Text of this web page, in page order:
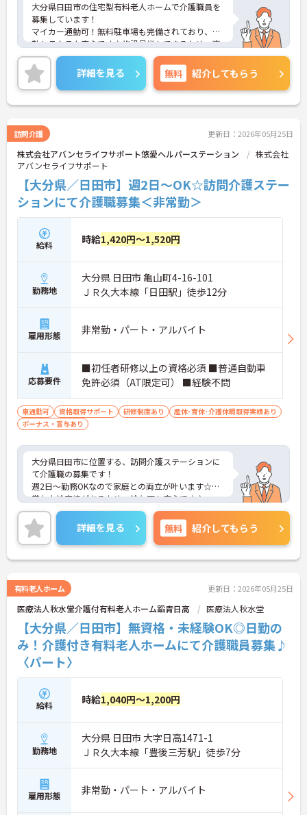
大分県日田市の住宅型有料老人ホームで介護職員を
募集しています！
マイカー通勤可！無料駐車場も完備されており、通
勤もラクラク安心です♪施設見学もできるため、事
前に職場の雰囲気を知ることができます◎昇給・賞
与があり、頑張りを評価してくれるので仕事のモチ
ベーションにもつながります！
ご興味のある方は、面接のポイントをお伝えします
のでお気軽にご連絡ください！
詳細を見る 無料 紹介してもらう
訪問介護 更新日：2026年05月25日
株式会社アバンセライフサポート悠愛ヘルパーステーション
株式会社
アバンセライフサポート
【大分県／日田市】週2日～OK☆訪問介護ステー
ションにて介護職募集＜非常勤＞
給料 時給1,420円～1,520円
勤務地
大分県 日田市 亀山町4-16-101
ＪＲ久大本線「日田駅」徒歩12分
雇用形態 非常勤・パート・アルバイト
応募要件
■初任者研修以上の資格必須 ■普通自動車
免許必須（AT限定可） ■経験不問
車通勤可 資格取得サポート 研修制度あり
産休･育休･介護休暇取得実績あり
ボーナス・賞与あり
大分県日田市に位置する、訪問介護ステーションに
て介護職の募集です！
週2日～勤務OKなので家庭との両立が叶います☆
賞与支給実績があるため、給与面も安心です♪
また、マイカー通勤可能で無料駐車場もあるので通
勤らくらくです◎
ご興味のある方には、面接対策ポイントなど、さら
に詳細をご案内しますのでお気軽にご相談くださ
い！
詳細を見る 無料 紹介してもらう
有料老人ホーム 更新日：2026年05月25日
医療法人秋水堂介護付有料老人ホーム蹈青日高 医療法人秋水堂
【大分県／日田市】無資格・未経験OK◎日勤の
み！介護付き有料老人ホームにて介護職員募集♪
〈パート〉
給料 時給1,040円～1,200円
勤務地
大分県 日田市 大字日高1471-1
ＪＲ久大本線「豊後三芳駅」徒歩7分
雇用形態 非常勤・パート・アルバイト